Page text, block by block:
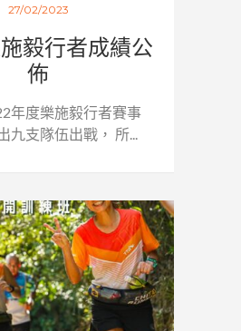
27/02/2023
毅行者成績公
佈
年度樂施毅行者賽事
九支隊伍出戰， 所...